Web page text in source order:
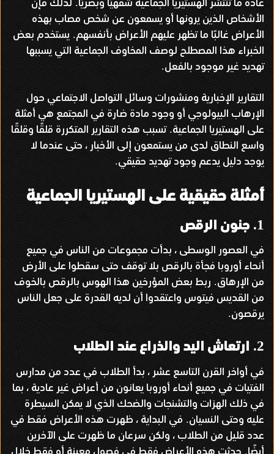
.
الأشخاص الذين يرونها أو يسمعون عن شخص مصاب بهذه
الأعراض غالبًا ما تظهر عليهم الأعراض بأنفسهم. يستخدم بعض
الخبراء هذا المصطلح لوصف المخاوف الجماعية التي يسببها
تهديد غير موجود بالفعل.
التقارير الإخبارية ومنشورات وسائل التواصل الاجتماعي حول
الإرهاب البيولوجي أو وجود مادة ضارة في المجتمع هي أمثلة
على الهستيريا الجماعية.تسبب هذه التقارير المتكررة قلقًا وقلقًا
واسع النطاق لدى من يستمعون إلى الأخبار ، حتى عندما لا
يوجد دليل يدعم وجود تهديد حقيقي.
أمثلة حقيقية على الهستيريا الجماعية
1. جنون الرقص
في العصور الوسطى ، بدأت مجموعات من الناس في جميع
أنحاء أوروبا فجأة بالرقص بلا توقف حتى سقطوا على الأرض
من الإرهاق. ربط بعض المؤرخين هذا الهوس بالرقص بالخوف
من القديس فيتوس واعتقدوا أن لديه القدرة على جعل الناس
يرقصون.
2. ارتعاش اليد والذراع عند الطلاب
في أواخر القرن التاسع عشر ، بدأ الطلاب في عدد من مدارس
الفتيات في جميع أنحاء أوروبا يعانون من أعراض غير عادية ، بما
في ذلك الهزات والتشنجات والضحك الذي لا يمكن السيطرة
عليه وحتى النسيان. في البداية ، ظهرت هذه الأعراض فقط في
عدد قليل من الطلاب ، ولكن سرعان ما ظهرت على الآخرين
أيضًا. حدثت هذه الأعراض فقط في فصول معينة أو فقط خلال